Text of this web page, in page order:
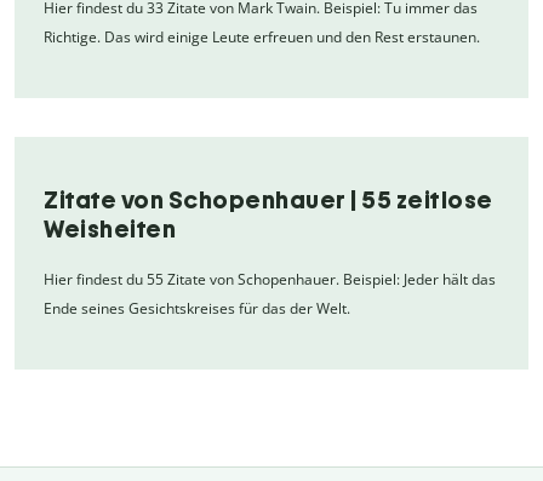
Hier findest du 33 Zitate von Mark Twain. Beispiel: Tu immer das
Richtige. Das wird einige Leute erfreuen und den Rest erstaunen.
Zitate von Schopenhauer | 55 zeitlose
Weisheiten
Hier findest du 55 Zitate von Schopenhauer. Beispiel: Jeder hält das
Ende seines Gesichtskreises für das der Welt.